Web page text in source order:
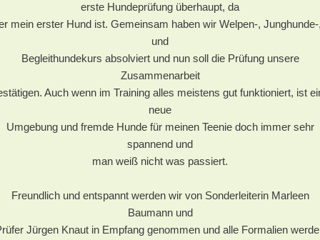
erste Hundeprüfung überhaupt, da
mein erster Hund ist. Gemeinsam haben wir Welpen-,
und
Begleithundekurs absolviert und nun soll die Prüfung unsere
Zusammenarbeit
Auch wenn im Training alles meistens gut funktioniert, ist
neue
Umgebung und fremde Hunde für meinen Teenie doch immer sehr
spannend und
man weiß nicht was passiert.
Freundlich und entspannt werden wir von Sonderleiterin Marleen
Baumann und
Jürgen Knaut in Empfang genommen und alle Formalien